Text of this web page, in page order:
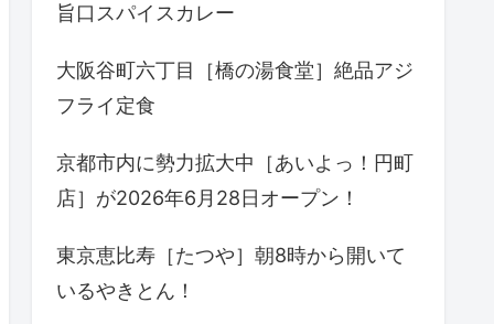
旨口スパイスカレー
大阪谷町六丁目［橋の湯食堂］絶品アジ
フライ定食
京都市内に勢力拡大中［あいよっ！円町
店］が2026年6月28日オープン！
東京恵比寿［たつや］朝8時から開いて
いるやきとん！